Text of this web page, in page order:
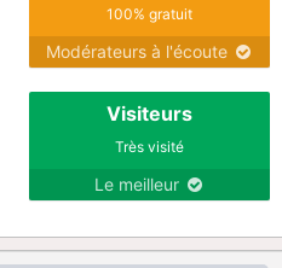
100% gratuit
Modérateurs à l'écoute
Visiteurs
Très visité
Le meilleur